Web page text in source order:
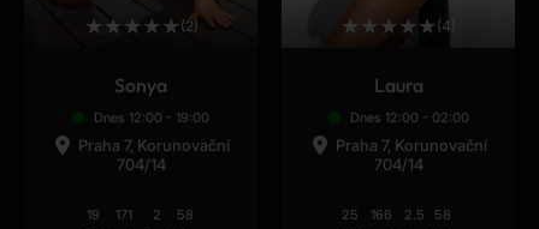
★ ★★ ★ ★(2)
Sonya
Dnes 12:00 - 19:00
Praha 7, Korunovační
704/14
19
171
2
58
★ ★ ★ ★ ★ (4)
Laura
Dnes 12:00 - 02:00
Praha 7, Korunovační
704/14
25
166
2.5
58